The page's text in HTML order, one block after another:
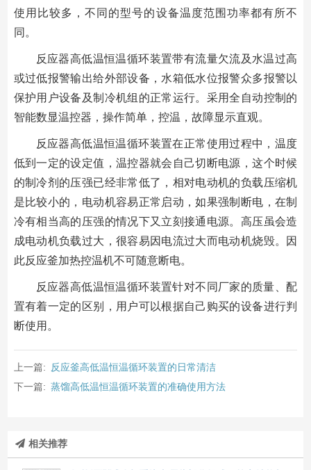
使用比较多，不同的型号的设备温度范围功率都有所不
同。
反应器高低温恒温循环装置带有流量欠流及水温过高
或过低报警输出给外部设备，水箱低水位报警众多报警以
保护用户设备及制冷机组的正常运行。采用全自动控制的
智能数显温控器，操作简单，控温，故障显示直观。
反应器高低温恒温循环装置在正常使用过程中，温度
低到一定的设定值，温控器就会自己切断电源，这个时候
的制冷剂的压强已经非常低了，相对电动机的负载压缩机
是比较小的，电动机容易正常启动，如果强制断电，在制
冷有相当高的压强的情况下又立刻接通电源。高压虽会造
成电动机负载过大，很容易因电流过大而电动机烧毁。因
此反应釜加热控温机不可随意断电。
反应器高低温恒温循环装置针对不同厂家的质量、配
置有着一定的区别，用户可以根据自己购买的设备进行判
断使用。
上一篇:
反应釜高低温恒温循环装置的日常清洁
下一篇: 蒸馏高低温恒温循环装置的准确使用方法
相关推荐